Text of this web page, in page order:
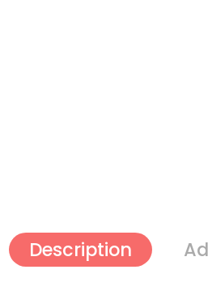
Description